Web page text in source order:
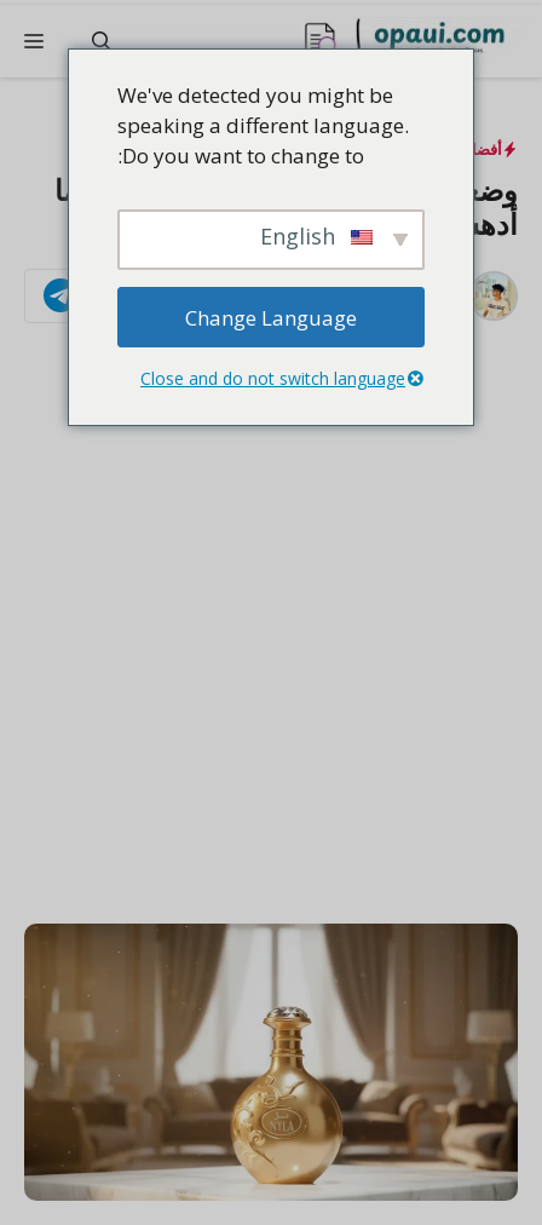
أفضل العطور
وضعت عطر نيلا لمدة 30 يوماً - إليكم ما
أدهشني
بواسطةتنوير حسين
We've detected you might be
speaking a different language.
Do you want to change to:
Change Language
Close and do not switch language